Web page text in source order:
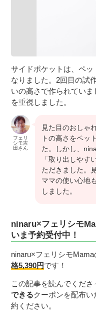
サイドポケットは、ペ
なりました。2回目の試
いの高さで作られてい
を重視しました。
フェリ
シモ吉
田さん
見た目のおしゃ
トの高さをペッ
た。しかし、
「取り出しやす
ただきました。
ママの使い心地
しました。
ninaru×フェリシモ
いま予約受付中！
ninaru×フェリシモ
格5,390円です！
この記事を読んでくだ
できるクーポンを配布
約ください。